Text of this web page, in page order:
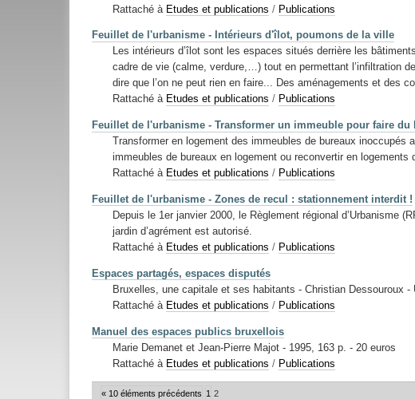
Rattaché à Etudes et publications / Publications
Feuillet de l'urbanisme - Intérieurs d'îlot, poumons de la ville
Les intérieurs d’îlot sont les espaces situés derrière les
cadre de vie (calme, verdure,…) tout en permettant l’infiltration
dire que l’on ne peut rien en faire... Des aménagements et des
Rattaché à Etudes et publications / Publications
Feuillet de l'urbanisme - Transformer un immeuble pour faire du
Transformer en logement des immeubles de bureaux
immeubles de bureaux en logement ou reconvertir en
Rattaché à Etudes et publications / Publications
Feuillet de l'urbanisme - Zones de recul : stationnement interdit !
Depuis le 1er janvier 2000, le Règlement régional d’Urbanisme
jardin d’agrément est autorisé.
Rattaché à Etudes et publications / Publications
Espaces partagés, espaces disputés
Bruxelles, une capitale et ses habitants - Christian Dessouroux
Rattaché à Etudes et publications / Publications
Manuel des espaces publics bruxellois
Marie Demanet et Jean-Pierre Majot - 1995, 163 p. - 20 euros
Rattaché à Etudes et publications / Publications
« 10 éléments précédents 1 2